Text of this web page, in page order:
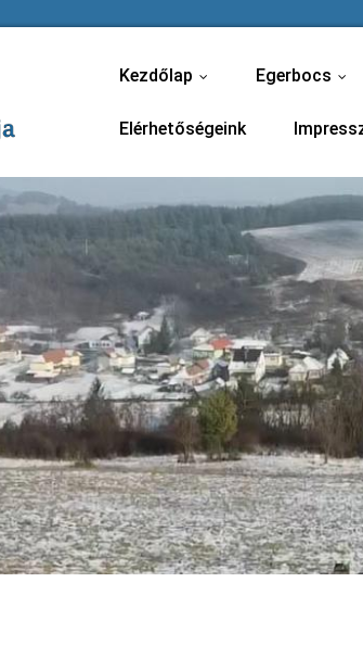
Kezdőlap Egerbocs
Elérhetőségeink